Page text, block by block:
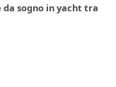
sogno in yacht tra